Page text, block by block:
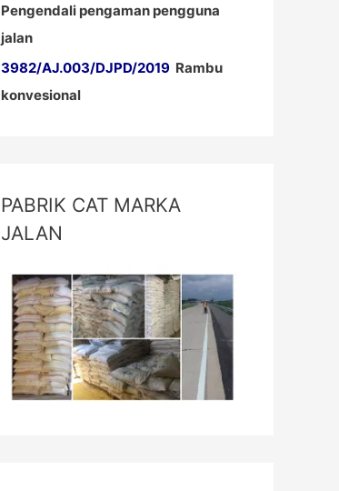
Pengendali pengaman pengguna
jalan
3982/AJ.003/DJPD/2019 Rambu
konvesional
PABRIK CAT MARKA
JALAN